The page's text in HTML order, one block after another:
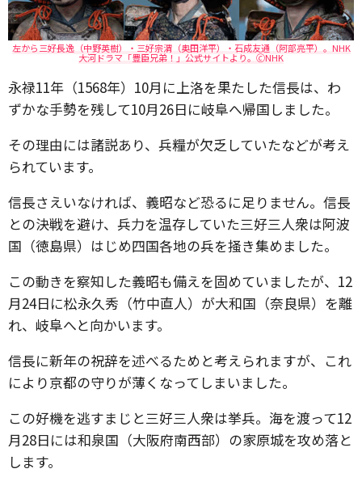
左から三好⻑逸（中野英樹）・三好宗渭（奥田洋平）・石成友通（阿部亮平）。NHK
大河ドラマ「豊臣兄弟！」公式サイトより。🄫NHK
永禄11年（1568年）10月に上洛を果たした信長は、わ
ずかな手勢を残して10月26日に岐阜へ帰国しました。
その理由には諸説あり、兵糧が欠乏していたなどが考え
られています。
信長さえいなければ、義昭など恐るに足りません。信長
との決戦を避け、兵力を温存していた三好三人衆は阿波
国（徳島県）はじめ四国各地の兵を掻き集めました。
この動きを察知した義昭も備えを固めていましたが、12
月24日に松永久秀（竹中直人）が大和国（奈良県）を離
れ、岐阜へと向かいます。
信長に新年の祝辞を述べるためと考えられますが、これ
により京都の守りが薄くなってしまいました。
この好機を逃すまじと三好三人衆は挙兵。海を渡って12
月28日には和泉国（大阪府南西部）の家原城を攻め落と
します。